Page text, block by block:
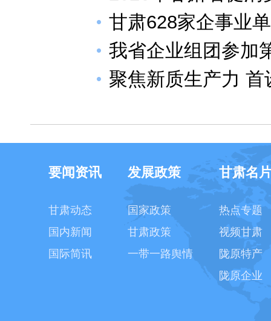
甘肃628家企事业
我省企业组团参加
聚焦新质生产力
要闻资讯
甘肃动态
国内新闻
国际简讯
发展政策
国家政策
甘肃政策
一带一路舆情
甘肃名
热点专题
视频甘肃
陇原特产
陇原企业